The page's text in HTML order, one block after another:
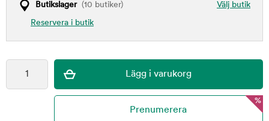
Välj butik
Butikslager(10 butiker)
Reservera i butik
%